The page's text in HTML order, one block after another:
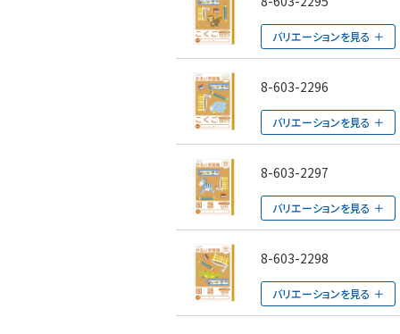
バリエーションを見る
8-603-2296
バリエーションを見る
8-603-2297
バリエーションを見る
8-603-2298
バリエーションを見る